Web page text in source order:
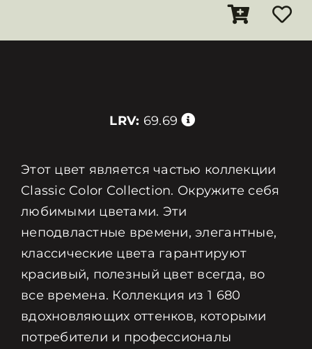
LRV: 69.69
Этот цвет является частью коллекции
Classic Color Collection. Окружите себя
любимыми цветами. Эти
неподвластные времени, элегантные,
классические цвета гарантируют
красивый, полезный цвет всегда, во
все времена. Коллекция из 1 680
вдохновляющих оттенков, которыми
потребители и профессионалы